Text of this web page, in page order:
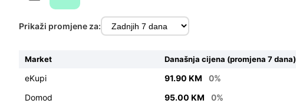
Prikaži promjene za:
Market Današnja cijena (promjena 7 dana)
eKupi 91.90 KM
0%
Domod
95.00 KM 0%